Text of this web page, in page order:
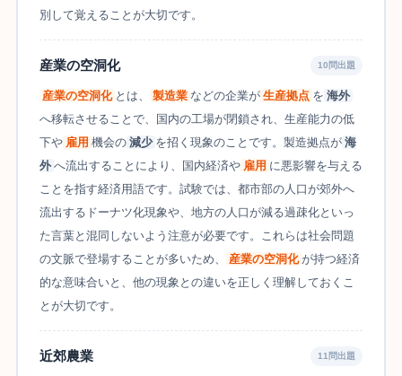
別して覚えることが大切です。
産業の空洞化 10問出題
産業の空洞化 とは、 製造業 などの企業が 生産拠点 を 海外
へ移転させることで、国内の工場が閉鎖され、生産能力の低
下や 雇用 機会の 減少 を招く現象のことです。製造拠点が 海
外 へ流出することにより、国内経済や 雇用 に悪影響を与える
ことを指す経済用語です。試験では、都市部の人口が郊外へ
流出するドーナツ化現象や、地方の人口が減る過疎化といっ
た言葉と混同しないよう注意が必要です。これらは社会問題
の文脈で登場することが多いため、
産業の空洞化 が持つ経済
的な意味合いと、他の現象との違いを正しく理解しておくこ
とが大切です。
近郊農業 11問出題